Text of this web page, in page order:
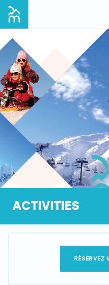
ACTIVITIES
RÉSERVEZ